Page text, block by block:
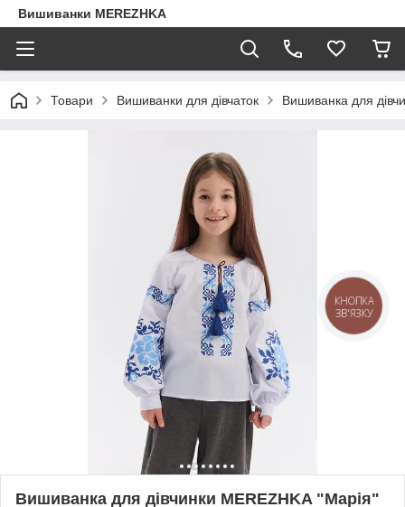
Вишиванки MEREZHKA
Товари Вишиванки для дівчаток Вишиванка для
Вишиванка для дівчинки MEREZHKA "Марія"
КНОПКА
ЗВ'ЯЗКУ